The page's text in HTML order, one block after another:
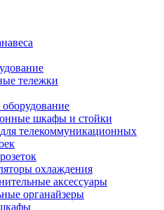
тележки
шкафы и стойки
телекоммуникационных
охлаждения
аксессуары
органайзеры